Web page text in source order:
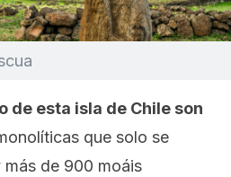
de esta isla de Chile son
que solo se
de 900 moáis